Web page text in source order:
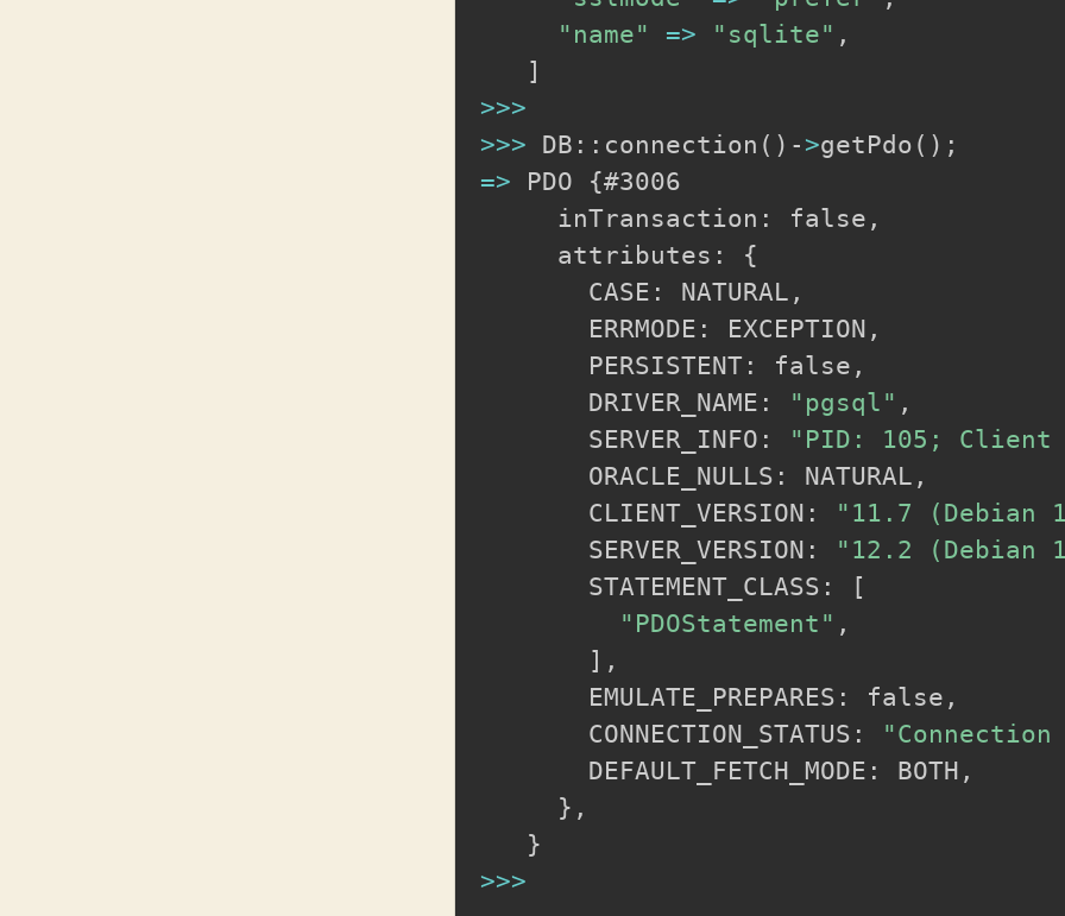
"name"
=> "sqlite" ,
]
>>>
>>> DB::connection ( ) - >getPdo ( ) ;
=> PDO {#3006
     inTransaction: false,
     attributes:
{
       CASE: NATURAL,
       ERRMODE: EXCEPTION,
       PERSISTENT: false,
       DRIVER_NAME:
"pgsql" ,
       SERVER_INFO:
"PID: 105; Client
       ORACLE_NULLS: NATURAL,
       CLIENT_VERSION:
"11.7 (Debian
       SERVER_VERSION:
"12.2 (Debian
       STATEMENT_CLASS:
[
"PDOStatement" ,
] ,
       EMULATE_PREPARES: false,
       CONNECTION_STATUS:
       DEFAULT_FETCH_MODE: BOTH,
} ,
}
>>>